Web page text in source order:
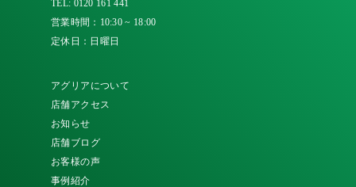
TEL: 0120 161 441
営業時間：10:30 ~ 18:00
定休日：日曜日
アグリアについて
店舗アクセス
お知らせ
店舗ブログ
お客様の声
事例紹介